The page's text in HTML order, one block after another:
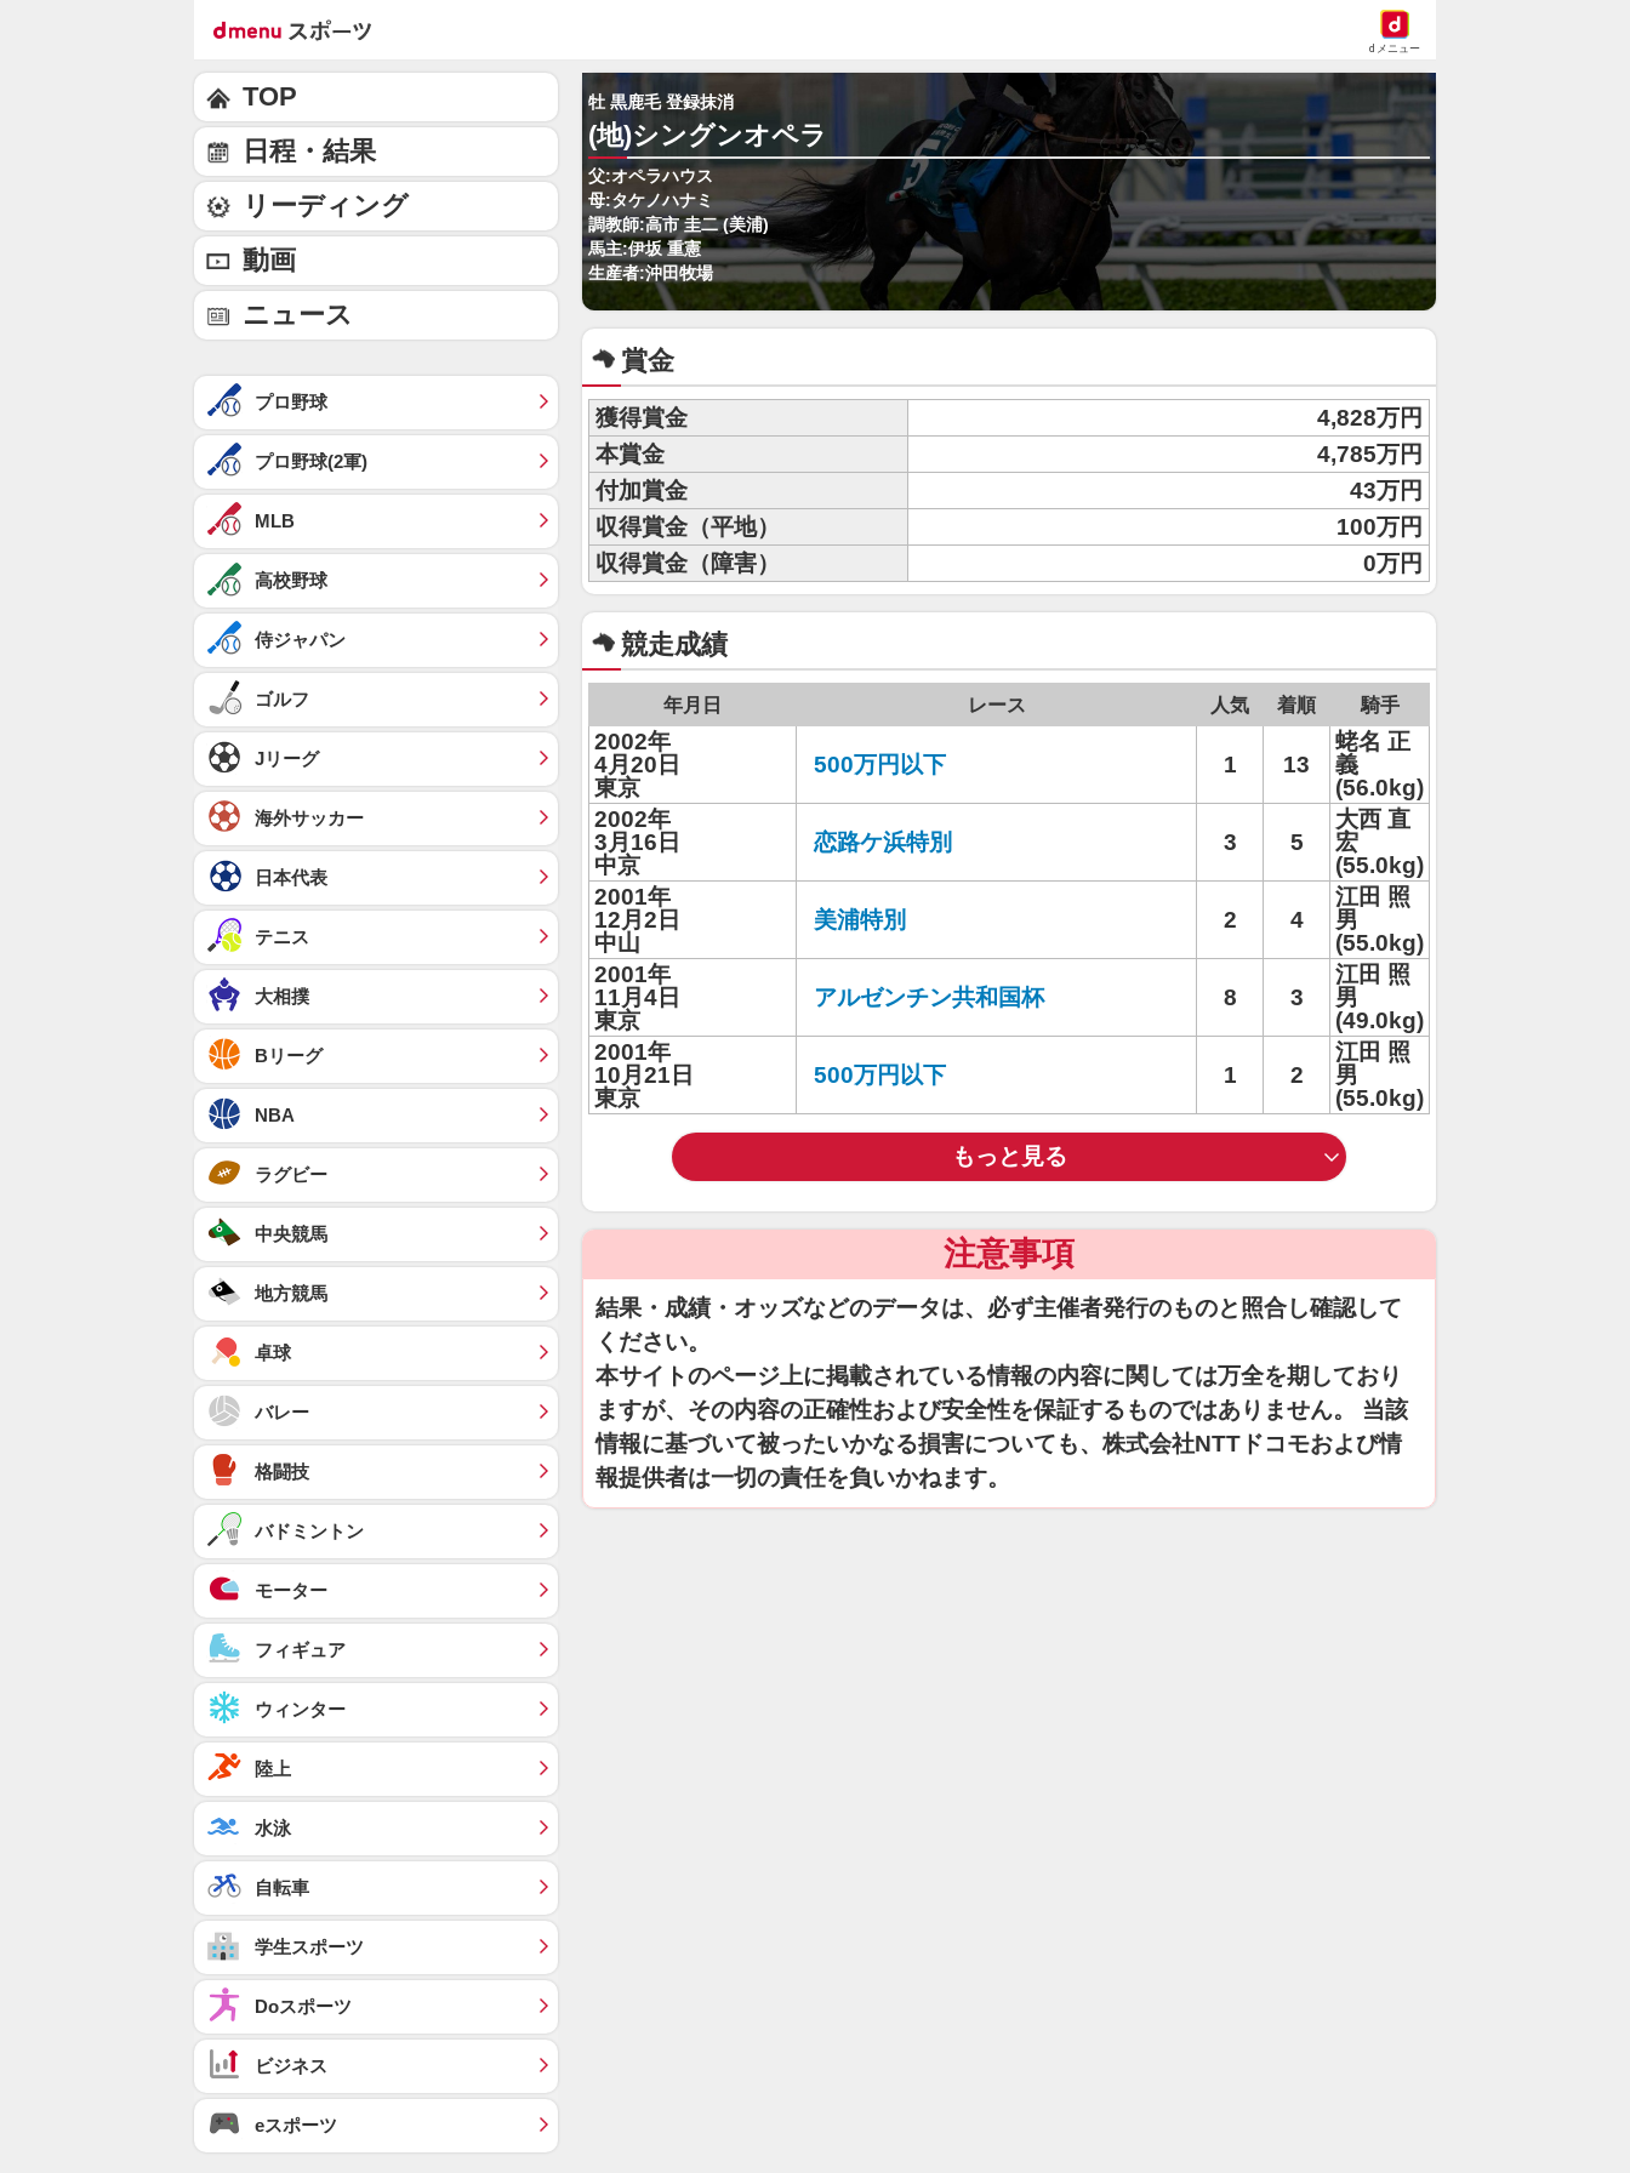
dメニュー
牡 黒鹿毛 登録抹消
(地)シングンオペラ
父:オペラハウス
母:タケノハナミ
調教師:高市 圭二 (美浦)
馬主:伊坂 重憲
生産者:沖田牧場
賞金
獲得賞金
4,828万円
本賞金
4,785万円
付加賞金
43万円
収得賞金（平地）
100万円
収得賞金（障害）
0万円
競走成績
年月日 レース 人気 着順 騎手
2002年
4月20日
東京
500万円以下 1 13
蛯名 正
義
(56.0kg)
2002年
3月16日
中京
恋路ケ浜特別 3 5
大西 直
宏
(55.0kg)
2001年
12月2日
中山
美浦特別 2 4
江田 照
男
(55.0kg)
2001年
11月4日
東京
アルゼンチン共和国杯 8 3
江田 照
男
(49.0kg)
2001年
10月21日
東京
500万円以下 1 2
江田 照
男
(55.0kg)
もっと見る
注意事項
結果・成績・オッズなどのデータは、必ず主催者発行のものと照合し確認して
ください。
本サイトのページ上に掲載されている情報の内容に関しては万全を期しており
ますが、その内容の正確性および安全性を保証するものではありません。 当該
情報に基づいて被ったいかなる損害についても、株式会社NTTドコモおよび情
報提供者は一切の責任を負いかねます。
TOP
日程・結果
リーディング
動画
ニュース
プロ野球
プロ野球(2軍)
MLB
高校野球
侍ジャパン
ゴルフ
Jリーグ
海外サッカー
日本代表
テニス
大相撲
Bリーグ
NBA
ラグビー
中央競馬
地方競馬
卓球
バレー
格闘技
バドミントン
モーター
フィギュア
ウィンター
陸上
水泳
自転車
学生スポーツ
Doスポーツ
ビジネス
eスポーツ